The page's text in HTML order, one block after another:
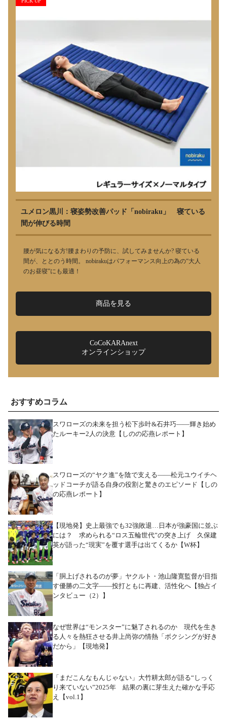
ユメロン黒川：寝姿勢改善パッド「nobiraku」 寝ている
間が伸びる時間
腰が気になる方!腰まわりの予防に、試してみませんか? 寝ている
間が、ととのう時間。 nobirakuはパフォーマンス向上の為の“大人
のお昼寝”にも最適！
商品を見る
CoCoKARAnext
オンラインショップ
おすすめコラム
スワローズの未来を担う松下歩叶&石井巧――輝き始め
たルーキー2人の決意【しのの応燕レポート】
スワローズの“ヤク進”を陰で支える――松元ユウイチヘ
ッドコーチが語る自身の役割と驚きのエピソード【しの
の応燕レポート】
【現地発】史上最強でも32強敗退…日本が強豪国に並ぶ
には？ 求められる“ロス五輪世代”の突き上げ 久保建
英が語った“現実”を覆す選手は出てくるか【W杯】
「胴上げされるのが夢」ヤクルト・池山隆寛監督が目指
す優勝の二文字――投打ともに再建、活性化へ【独占イ
ンタビュー（2）】
なぜ世界は“モンスター”に魅了されるのか 現代を生き
る人々を熱狂させる井上尚弥の情熱「ボクシングが好き
だから」【現地発】
「まだこんなもんじゃない」大竹耕太郎が語る“しっく
り来ていない”2025年 結果の裏に芽生えた確かな手応
え【vol.1】